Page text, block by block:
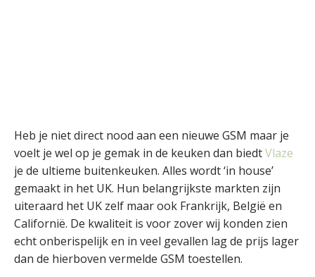
Heb je niet direct nood aan een nieuwe GSM maar je
voelt je wel op je gemak in de keuken dan biedtVlaze
je de ultieme buitenkeuken. Alles wordt ‘in house’
gemaakt in het UK. Hun belangrijkste markten zijn
uiteraard het UK zelf maar ook Frankrijk, België en
Californië. De kwaliteit is voor zover wij konden zien
echt onberispelijk en in veel gevallen lag de prijs lager
dan de hierboven vermelde GSM toestellen.